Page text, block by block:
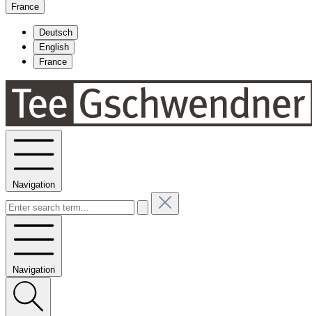
France
Deutsch
English
France
Navigation
Navigation